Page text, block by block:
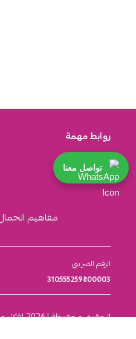
روابط مهمة
مفاهيم
الرقم الضريبي
310555259800003
الحقوق محفوظة | 2026 افكار
تواصل معنا